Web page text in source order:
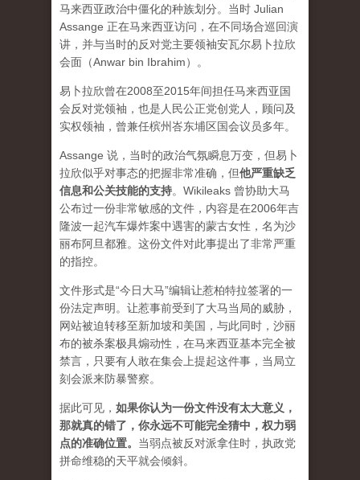
马来西亚政治中僵化的种族划分。当时 Julian
Assange 正在马来西亚访问，在不同场合巡回演
讲，并与当时的反对党主要领袖安瓦尔易卜拉欣
会面（Anwar bin Ibrahim）。
易卜拉欣曾在2008至2015年间担任马来西亚国
会反对党领袖，也是人民公正党创党人，顾问及
实权领袖，曾兼任槟州峇东埔区国会议员多年。
Assange 说，当时的政治气氛瞬息万变，但易卜
拉欣似乎对事态的把握非常准确，但他严重缺乏
信息和公关技能的支持。Wikileaks 曾协助大马
公布过一份非常敏感的文件，内容是在2006年吉
隆波一起汽车爆炸案中遇害的蒙古女性，名为沙
丽布阿旦都雅。这份文件对此事提出了非常严重
的指控。
文件形式是“今日大马”编辑让惹柏特拉签署的一
份法定声明。让惹事前受到了大马当局的威胁，
网站被迫转移至新加坡和美国，与此同时，沙丽
布的被杀案极具煽动性，在马来西亚基本完全被
禁言，只要有人敢在集会上提起这件事，当局立
刻会派来防暴警察。
据此可见， 如果你认为一份文件没有太大意义，
那就真的错了，你永远不可能完全猜中，权力弱
点的准确位置。 当弱点被反对派拿住时，执政党
拼命维稳的天平就会倾斜。